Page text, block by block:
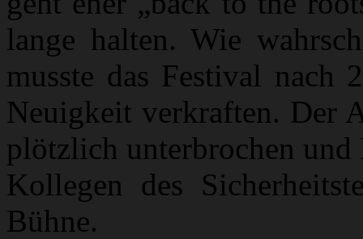
lange halten. Wie
musste das Festival nach
Neuigkeit verkraften. Der
plötzlich unterbrochen
Kollegen des
Bühne.